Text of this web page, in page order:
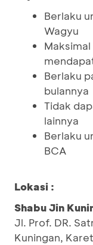
Berlaku
Wagyu
Berlaku
bulannya
Tidak
lainnya
Berlaku
BCA
Lokasi :
Shabu Jin
Jl. Prof. DR.
Kuningan,